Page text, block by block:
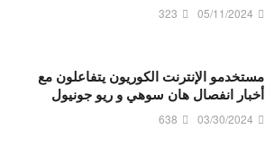
05/11/2024
323
مستخدمو الإنترنت الكوريون يتفاعلون مع
أخبار انفصال هان سوهي و ريو جونيول
03/30/2024
638